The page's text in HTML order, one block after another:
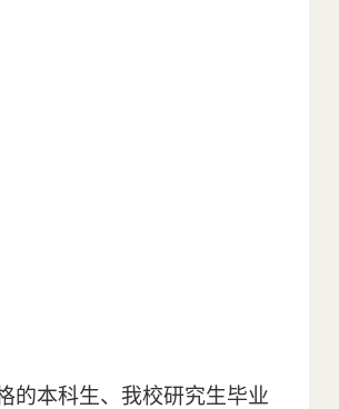
的本科生、我校研究生毕业